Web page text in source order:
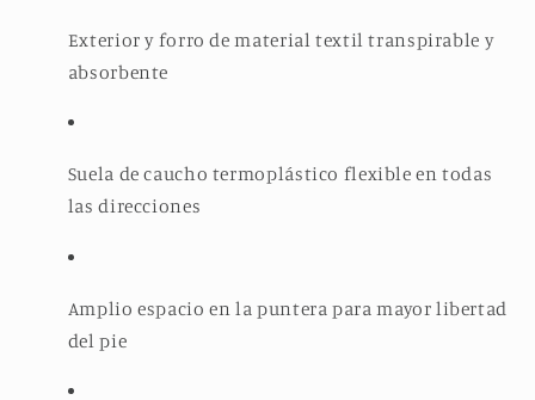
Exterior y forro de material textil transpirable y
absorbente
Suela de caucho termoplástico flexible en todas
las direcciones
Amplio espacio en la puntera para mayor libertad
del pie